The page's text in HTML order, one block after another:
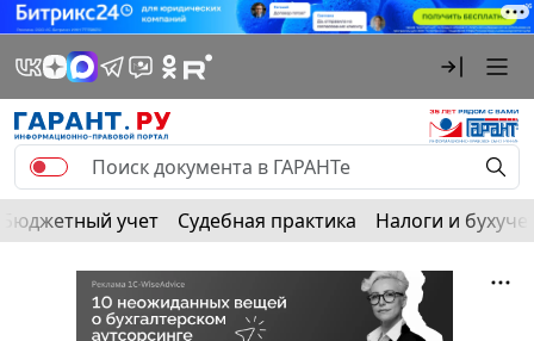
Бюджетный учет Судебная практика Налоги и